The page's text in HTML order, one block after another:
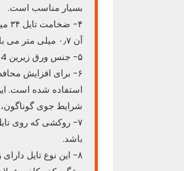
بسیار مناسب است.
آن ۰٫۷ میلی متر می باشد.
۵- جنس ورق زیرین ST14 و ورق فوقانی ST12 می باشد.
۶- برای افزایش
استفاده شده است.
شرایط جوی
باشد.
۸- این نوع تایل دارای زهوار دور از جنس ABS بوده که در برابر فشار و گرما و سرما بسیار مقاوم است.